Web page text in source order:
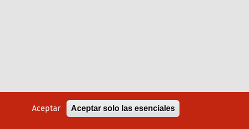
Aceptar Aceptar solo las esenciales